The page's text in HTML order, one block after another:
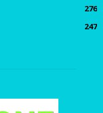
276
247